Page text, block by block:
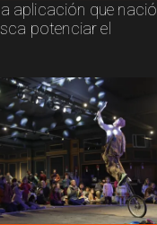
aplicación que nació
potenciar el